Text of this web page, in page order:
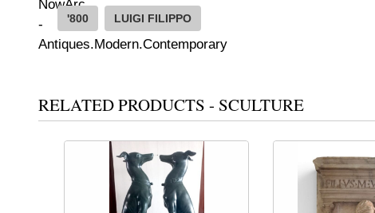
'800 LUIGI FILIPPO
RELATED PRODUCTS - SCULTURE